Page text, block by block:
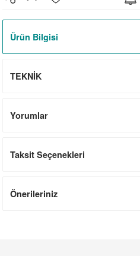
Anahtarlar
Anahtarlar
Ürün Bilgisi
TEKNİK
Yorumlar
Taksit Seçenekleri
Önerileriniz